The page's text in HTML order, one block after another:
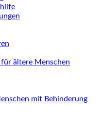
ältere Menschen
mit Behinderung